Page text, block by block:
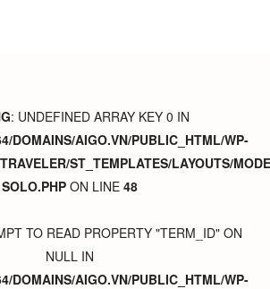
: UNDEFINED ARRAY KEY 0 IN
DOMAINS/AIGO.VN/PUBLIC_HTML/WP-
ST_TEMPLATES/LAYOUTS/
SOLO.PHP ON LINE 48
TO READ PROPERTY "TERM_ID" ON
NULL IN
DOMAINS/AIGO.VN/PUBLIC_HTML/WP-